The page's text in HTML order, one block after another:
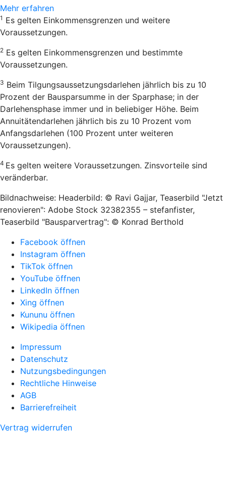
Mehr erfahren
1 Es gelten Einkommensgrenzen und weitere
Voraussetzungen.
2 Es gelten Einkommensgrenzen und bestimmte
Voraussetzungen.
3 Beim Tilgungsaussetzungsdarlehen jährlich bis zu 10
Prozent der Bausparsumme in der Sparphase; in der
Darlehensphase immer und in beliebiger Höhe. Beim
Annuitätendarlehen jährlich bis zu 10 Prozent vom
Anfangsdarlehen (100 Prozent unter weiteren
Voraussetzungen).
4 Es gelten weitere Voraussetzungen. Zinsvorteile sind
veränderbar.
Bildnachweise: Headerbild: © Ravi Gajjar, Teaserbild "Jetzt
renovieren": Adobe Stock 32382355 – stefanfister,
Teaserbild "Bausparvertrag": © Konrad Berthold
Facebook öffnen
Instagram öffnen
TikTok öffnen
YouTube öffnen
LinkedIn öffnen
Xing öffnen
Kununu öffnen
Wikipedia öffnen
Impressum
Datenschutz
Nutzungsbedingungen
Rechtliche Hinweise
AGB
Barrierefreiheit
Vertrag widerrufen